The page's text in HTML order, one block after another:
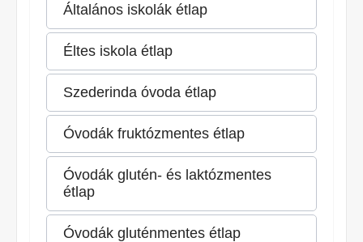
Általános iskolák étlap
Éltes iskola étlap
Szederinda óvoda étlap
Óvodák fruktózmentes étlap
Óvodák glutén- és laktózmentes
étlap
Óvodák gluténmentes étlap